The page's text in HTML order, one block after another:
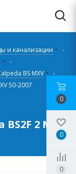
и канализации
-
-
BS MXV
-
50-2007
2 MXV
0
0
0